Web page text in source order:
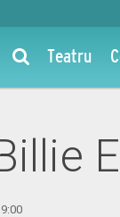
Teatru